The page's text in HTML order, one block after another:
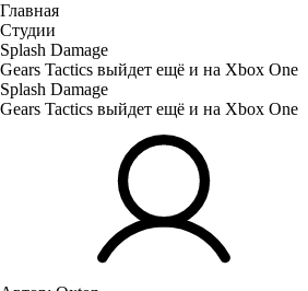
Главная
Студии
Splash Damage
Gears Tactics выйдет ещё и на Xbox One
Splash Damage
Gears Tactics выйдет ещё и на Xbox One